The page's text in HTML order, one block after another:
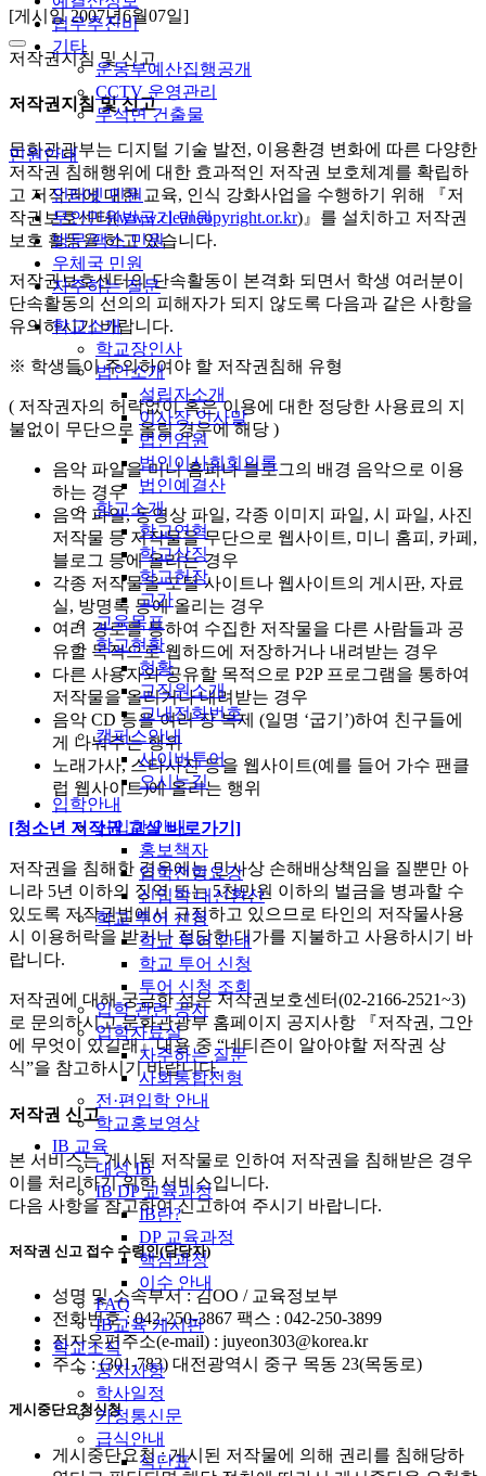
업무추진비
기타
운동부예산집행공개
CCTV 운영관리
무석면 건출물
민원안내
인터넷 민원
무인민원발급기 민원
방문/팩스 민원
우체국 민원
자주하는 질문
학교소개
학교장인사
법인소개
설립자소개
이사장 인사말
법인임원
법인이사회회의록
법인예결산
학교소개
학교연혁
학교상징
학교헌장
교가
교육목표
학교현황
현황
교직원소개
교내전화번호
캠퍼스안내
사이버투어
오시는길
입학안내
신입학 안내
홍보책자
입학전형요강
신입학 내신환산
학교 투어 신청
학교 투어 안내
학교 투어 신청
투어 신청 조회
입학 관련 공지
입학자료실
자주하는 질문
사회통합전형
전·편입학 안내
학교홍보영상
IB 교육
대성 IB
IB DP 교육과정
IB란?
DP 교육과정
핵심과정
이수 안내
FAQ
IB교육 게시판
학교소식
공지사항
학사일정
가정통신문
급식안내
식단표
[게시일 2007년6월07일]
저작권지침 및 신고
저작권지침 및 신고
문화관광부는 디지털 기술 발전, 이용환경 변화에 따른 다양한
저작권 침해행위에 대한 효과적인 저작권 보호체계를 확립하
고 저작권에 대한 교육, 인식 강화사업을 수행하기 위해 『저
작권보호센터(www.cleancopyright.or.kr)』를 설치하고 저작권
보호 활동을 하고 있습니다.
저작권보호센터의 단속활동이 본격화 되면서 학생 여러분이
단속활동의 선의의 피해자가 되지 않도록 다음과 같은 사항을
유의하시기 바랍니다.
※ 학생들이 주의하여야 할 저작권침해 유형
( 저작권자의 허락없이 혹은 이용에 대한 정당한 사용료의 지
불없이 무단으로 올릴 경우에 해당 )
음악 파일을 미니 홈피나 블로그의 배경 음악으로 이용
하는 경우
음악 파일, 동영상 파일, 각종 이미지 파일, 시 파일, 사진
저작물 등 저작물을 무단으로 웹사이트, 미니 홈피, 카페,
블로그 등에 올리는 경우
각종 저작물을 포털 사이트나 웹사이트의 게시판, 자료
실, 방명록 등에 올리는 경우
여러 경로를 통하여 수집한 저작물을 다른 사람들과 공
유할 목적으로 웹하드에 저장하거나 내려받는 경우
다른 사용자와 공유할 목적으로 P2P 프로그램을 통하여
저작물을 올리거나 내려받는 경우
음악 CD 등을 여러 장 복제 (일명 ‘굽기’)하여 친구들에
게 나눠주는 행위
노래가사, 스타사진 등을 웹사이트(예를 들어 가수 팬클
럽 웹사이트)에 올리는 행위
[청소년 저작권 교실 바로가기]
저작권을 침해한 경우에는 민사상 손해배상책임을 질뿐만 아
니라 5년 이하의 징역 또는 5천만원 이하의 벌금을 병과할 수
있도록 저작권법에서 규정하고 있으므로 타인의 저작물사용
시 이용허락을 받거나 정당한 대가를 지불하고 사용하시기 바
랍니다.
저작권에 대해 궁금한 점은 저작권보호센터(02-2166-2521~3)
로 문의하시고 문화관광부 홈페이지 공지사항 『저작권, 그안
에 무엇이 있길래』내용 중 “네티즌이 알아야할 저작권 상
식”을 참고하시기 바랍니다.
저작권 신고
본 서비스는 게시된 저작물로 인하여 저작권을 침해받은 경우
이를 처리하기 위한 서비스입니다.
다음 사항을 참고하여 신고하여 주시기 바랍니다.
저작권 신고 접수 수령인(담당자)
성명 및 소속부서 : 김OO / 교육정보부
전화번호 : 042-250-3867 팩스 : 042-250-3899
전자우편주소(e-mail) : juyeon303@korea.kr
주소 : (301-783) 대전광역시 중구 목동 23(목동로)
게시중단요청신청
게시중단요청 : 게시된 저작물에 의해 권리를 침해당하